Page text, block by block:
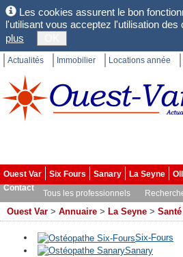
Les cookies assurent le bon
l'utilisant vous acceptez l'utilisation des
plus
Actualités Immobilier Locations année
Ouest Var Six Fours Sanary La Seyne
Contact
Tous les professionnels
Ouest Var > Annuaire > La Seyne > Santé
Six-Fours
Sanary